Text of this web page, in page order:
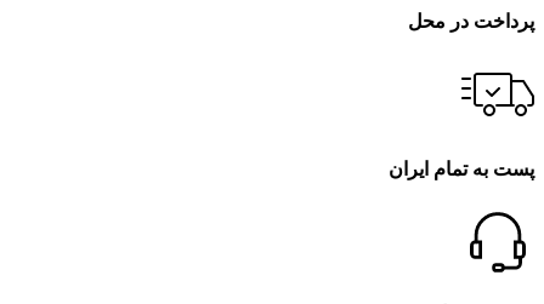
پرداخت در محل
پست به تمام ایران